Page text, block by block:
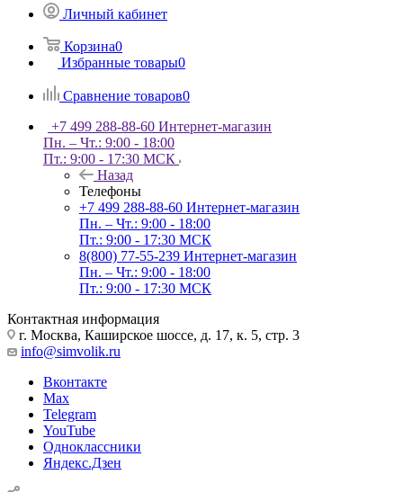
Личный кабинет
Корзина0
Избранные товары0
Сравнение товаров0
+7 499 288-88-60 Интернет-магазин
Пн. – Чт.: 9:00 - 18:00
Пт.: 9:00 - 17:30 МСК
Назад
Телефоны
+7 499 288-88-60 Интернет-магазин
Пн. – Чт.: 9:00 - 18:00
Пт.: 9:00 - 17:30 МСК
8(800) 77-55-239 Интернет-магазин
Пн. – Чт.: 9:00 - 18:00
Пт.: 9:00 - 17:30 МСК
Контактная информация
г. Москва, Каширское шоссе, д. 17, к. 5, стр. 3
info@simvolik.ru
Вконтакте
Max
Telegram
YouTube
Одноклассники
Яндекс.Дзен